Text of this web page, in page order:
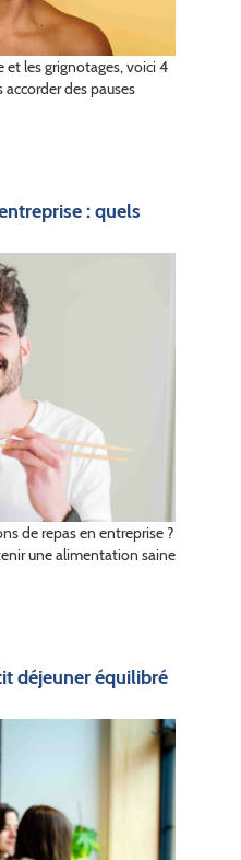
et les grignotages, voici 4
des pauses
: quels
de repas en entreprise ?
une alimentation saine
déjeuner équilibré